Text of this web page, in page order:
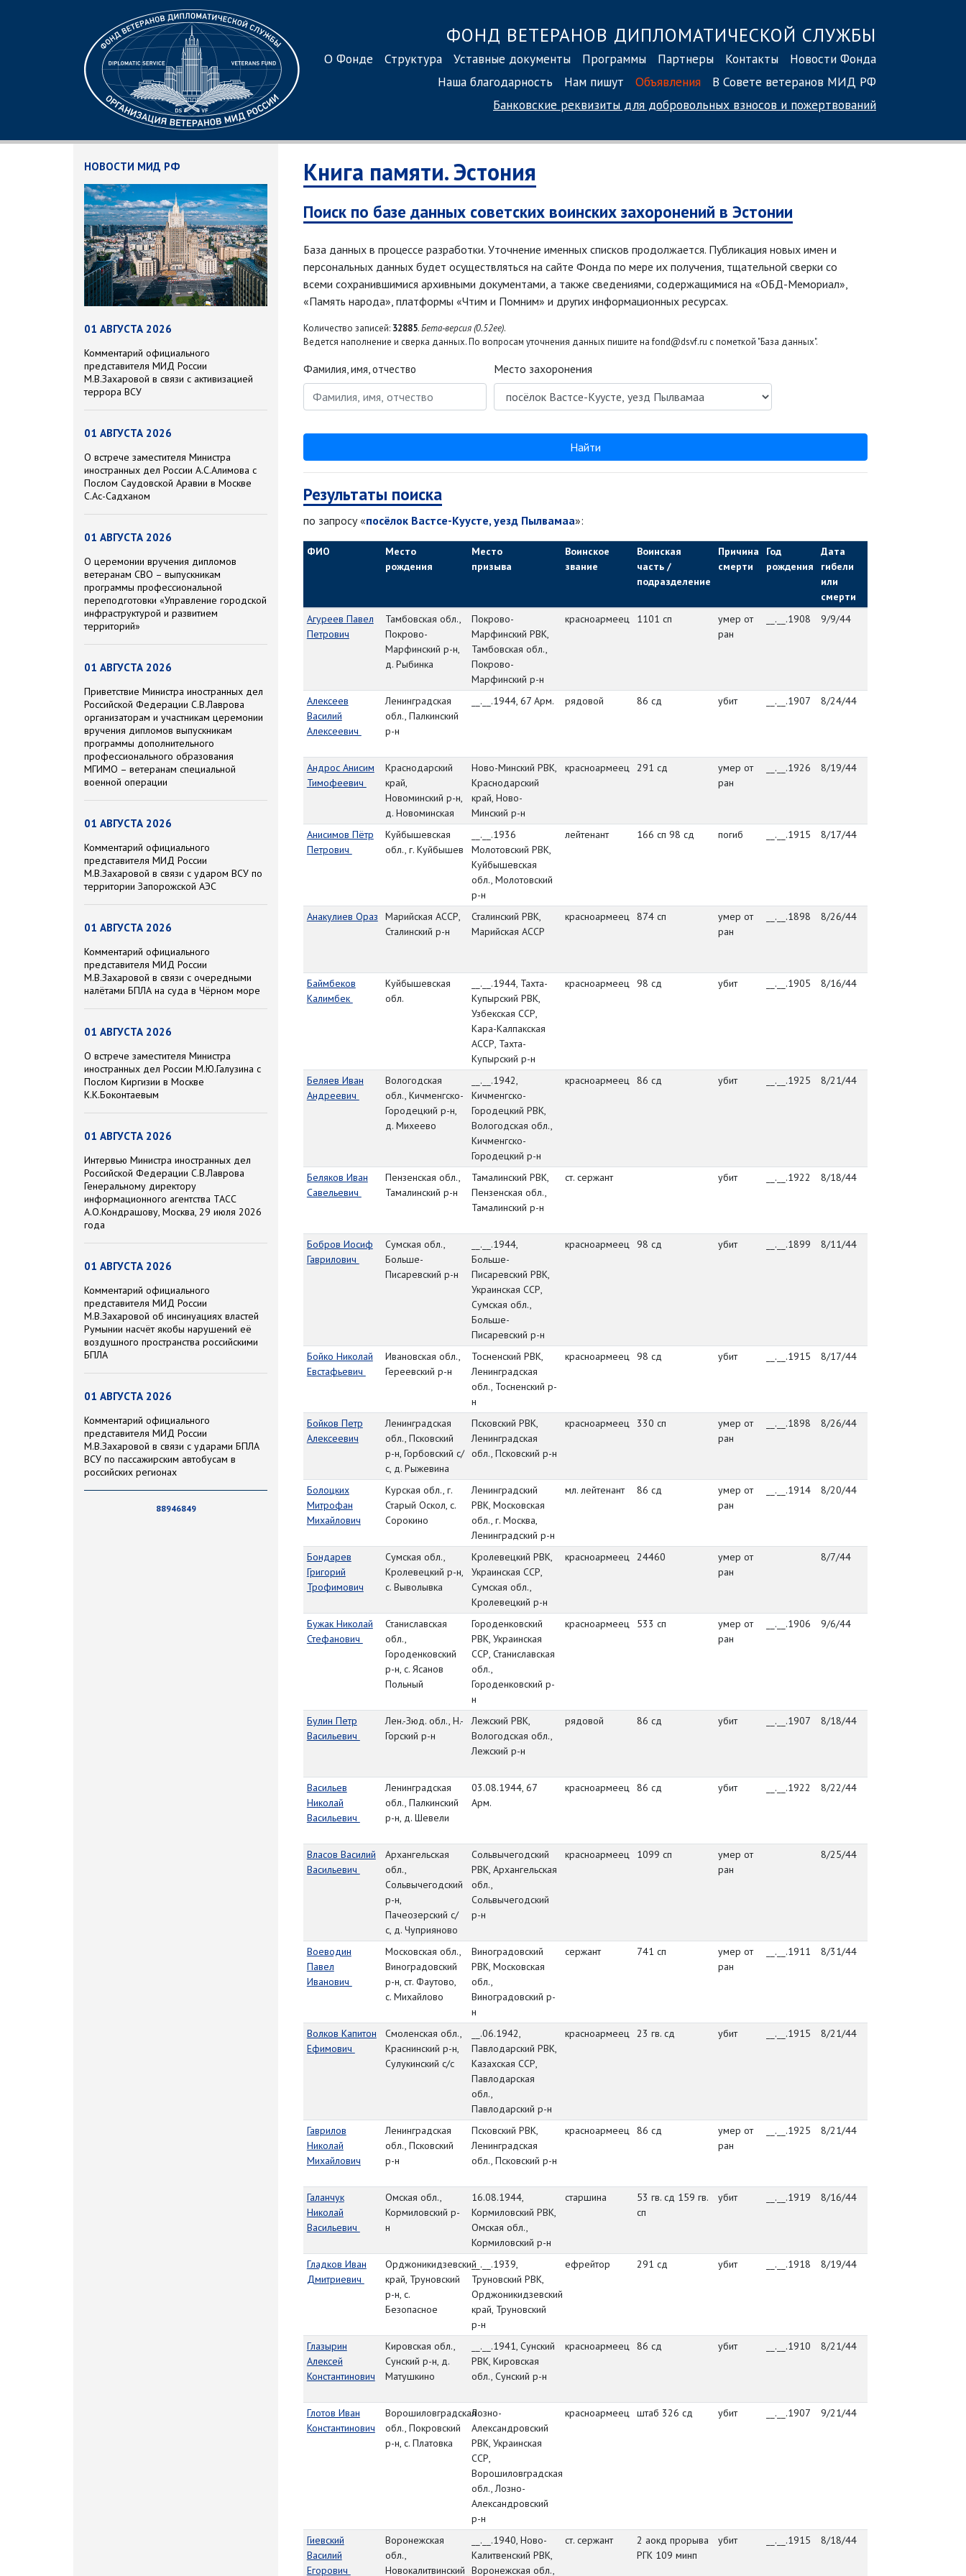
ФОНД ВЕТЕРАНОВ ДИПЛОМАТИЧЕСКОЙ СЛУЖБЫ
О Фонде Структура Уставные документы Программы Партнеры Контакты
Новости Фонда
Наша благодарность
Нам пишут Объявления
В Совете ветеранов МИД РФ
Банковские реквизиты для добровольных взносов и пожертвований
НОВОСТИ МИД РФ
01 АВГУСТА 2026
Комментарий официального
представителя МИД России
М.В.Захаровой в связи с активизацией
террора ВСУ
01 АВГУСТА 2026
О встрече заместителя Министра
иностранных дел России А.С.Алимова с
Послом Саудовской Аравии в Москве
С.Ас-Садханом
01 АВГУСТА 2026
О церемонии вручения дипломов
ветеранам СВО – выпускникам
программы профессиональной
переподготовки «Управление городской
инфраструктурой и развитием
территорий»
01 АВГУСТА 2026
Приветствие Министра иностранных дел
Российской Федерации С.В.Лаврова
организаторам и участникам церемонии
вручения дипломов выпускникам
программы дополнительного
профессионального образования
МГИМО – ветеранам специальной
военной операции
01 АВГУСТА 2026
Комментарий официального
представителя МИД России
М.В.Захаровой в связи с ударом ВСУ по
территории Запорожской АЭС
01 АВГУСТА 2026
Комментарий официального
представителя МИД России
М.В.Захаровой в связи с очередными
налётами БПЛА на суда в Чёрном море
01 АВГУСТА 2026
О встрече заместителя Министра
иностранных дел России М.Ю.Галузина с
Послом Киргизии в Москве
К.К.Боконтаевым
01 АВГУСТА 2026
Интервью Министра иностранных дел
Российской Федерации С.В.Лаврова
Генеральному директору
информационного агентства ТАСС
А.О.Кондрашову, Москва, 29 июля 2026
года
01 АВГУСТА 2026
Комментарий официального
представителя МИД России
М.В.Захаровой об инсинуациях властей
Румынии насчёт якобы нарушений её
воздушного пространства российскими
БПЛА
01 АВГУСТА 2026
Комментарий официального
представителя МИД России
М.В.Захаровой в связи с ударами БПЛА
ВСУ по пассажирским автобусам в
российских регионах
88946849
Книга памяти. Эстония
Поиск по базе данных советских воинских захоронений в Эстонии
База данных в процессе разработки. Уточнение именных списков продолжается. Публикация новых имен и
персональных данных будет осуществляться на сайте Фонда по мере их получения, тщательной сверки со
всеми сохранившимися архивными документами, а также сведениями, содержащимися на «ОБД-Мемориал»,
«Память народа», платформы «Чтим и Помним» и других информационных ресурсах.
Количество записей: 32885.Бета-версия (0.52ee).
Ведется наполнение и сверка данных. По вопросам уточнения данных пишите на fond@dsvf.ru с пометкой "База данных".
Фамилия, имя, отчество Место захоронения
Найти
Результаты поиска
по запросу «посёлок Вастсе-Куусте, уезд Пылвамаа»:
ФИО
Место
рождения
Место
призыва
Воинское
звание
Воинская
часть /
подразделение
Причина
смерти
Год
рождения
Дата
гибели
или
смерти
Агуреев Павел
Петрович
Тамбовская обл.,
Покрово-
Марфинский р-н,
д. Рыбинка
Покрово-
Марфинский РВК,
Тамбовская обл.,
Покрово-
Марфинский р-н
красноармеец 1101 сп
умер от
ран
__.__.1908 9/9/44
Алексеев
Василий
Алексеевич
Ленинградская
обл., Палкинский
р-н
__.__.1944, 67 Арм. рядовой 86 сд убит __.__.1907 8/24/44
Андрос Анисим
Тимофеевич
Краснодарский
край,
Новоминский р-н,
д. Новоминская
Ново-Минский РВК,
Краснодарский
край, Ново-
Минский р-н
красноармеец 291 сд
умер от
ран
__.__.1926 8/19/44
Анисимов Пётр
Петрович
Куйбышевская
обл., г. Куйбышев
__.__.1936
Молотовский РВК,
Куйбышевская
обл., Молотовский
р-н
лейтенант 166 сп 98 сд погиб __.__.1915 8/17/44
Анакулиев Ораз
Марийская АССР,
Сталинский р-н
Сталинский РВК,
Марийская АССР
красноармеец 874 сп
умер от
ран
__.__.1898 8/26/44
Баймбеков
Калимбек
Куйбышевская
обл.
__.__.1944, Тахта-
Купырский РВК,
Узбекская ССР,
Кара-Калпакская
АССР, Тахта-
Купырский р-н
красноармеец 98 сд убит __.__.1905 8/16/44
Беляев Иван
Андреевич
Вологодская
обл., Кичменгско-
Городецкий р-н,
д. Михеево
__.__.1942,
Кичменгско-
Городецкий РВК,
Вологодская обл.,
Кичменгско-
Городецкий р-н
красноармеец 86 сд убит __.__.1925 8/21/44
Беляков Иван
Савельевич
Пензенская обл.,
Тамалинский р-н
Тамалинский РВК,
Пензенская обл.,
Тамалинский р-н
ст. сержант убит __.__.1922 8/18/44
Бобров Иосиф
Гаврилович
Сумская обл.,
Больше-
Писаревский р-н
__.__.1944,
Больше-
Писаревский РВК,
Украинская ССР,
Сумская обл.,
Больше-
Писаревский р-н
красноармеец 98 сд убит __.__.1899 8/11/44
Бойко Николай
Евстафьевич
Ивановская обл.,
Гереевский р-н
Тосненский РВК,
Ленинградская
обл., Тосненский р-
н
красноармеец 98 сд убит __.__.1915 8/17/44
Бойков Петр
Алексеевич
Ленинградская
обл., Псковский
р-н, Горбовский с/
с, д. Рыжевина
Псковский РВК,
Ленинградская
обл., Псковский р-н
красноармеец 330 сп
умер от
ран
__.__.1898 8/26/44
Болоцких
Митрофан
Михайлович
Курская обл., г.
Старый Оскол, с.
Сорокино
Ленинградский
РВК, Московская
обл., г. Москва,
Ленинградский р-н
мл. лейтенант 86 сд
умер от
ран
__.__.1914 8/20/44
Бондарев
Григорий
Трофимович
Сумская обл.,
Кролевецкий р-н,
с. Выволывка
Кролевецкий РВК,
Украинская ССР,
Сумская обл.,
Кролевецкий р-н
красноармеец 24460
умер от
ран
8/7/44
Бужак Николай
Стефанович
Станиславская
обл.,
Городенковский
р-н, с. Ясанов
Польный
Городенковский
РВК, Украинская
ССР, Станиславская
обл.,
Городенковский р-
н
красноармеец 533 сп
умер от
ран
__.__.1906 9/6/44
Булин Петр
Васильевич
Лен.-Зюд. обл., Н.-
Горский р-н
Лежский РВК,
Вологодская обл.,
Лежский р-н
рядовой 86 сд убит __.__.1907 8/18/44
Васильев
Николай
Васильевич
Ленинградская
обл., Палкинский
р-н, д. Шевели
03.08.1944, 67
Арм.
красноармеец 86 сд убит __.__.1922 8/22/44
Власов Василий
Васильевич
Архангельская
обл.,
Сольвычегодский
р-н,
Пачеозерский с/
с, д. Чуприяново
Сольвычегодский
РВК, Архангельская
обл.,
Сольвычегодский
р-н
красноармеец 1099 сп
умер от
ран
8/25/44
Воеводин
Павел
Иванович
Московская обл.,
Виноградовский
р-н, ст. Фаутово,
с. Михайлово
Виноградовский
РВК, Московская
обл.,
Виноградовский р-
н
сержант 741 сп
умер от
ран
__.__.1911 8/31/44
Волков Капитон
Ефимович
Смоленская обл.,
Краснинский р-н,
Сулукинский с/с
__.06.1942,
Павлодарский РВК,
Казахская ССР,
Павлодарская
обл.,
Павлодарский р-н
красноармеец 23 гв. сд убит __.__.1915 8/21/44
Гаврилов
Николай
Михайлович
Ленинградская
обл., Псковский
р-н
Псковский РВК,
Ленинградская
обл., Псковский р-н
красноармеец 86 сд
умер от
ран
__.__.1925 8/21/44
Галанчук
Николай
Васильевич
Омская обл.,
Кормиловский р-
н
16.08.1944,
Кормиловский РВК,
Омская обл.,
Кормиловский р-н
старшина
53 гв. сд 159 гв.
сп
убит __.__.1919 8/16/44
Гладков Иван
Дмитриевич
Орджоникидзевский
край, Труновский
р-н, с.
Безопасное
__.__.1939,
Труновский РВК,
Орджоникидзевский
край, Труновский
р-н
ефрейтор 291 сд убит __.__.1918 8/19/44
Глазырин
Алексей
Константинович
Кировская обл.,
Сунский р-н, д.
Матушкино
__.__.1941, Сунский
РВК, Кировская
обл., Сунский р-н
красноармеец 86 сд убит __.__.1910 8/21/44
Глотов Иван
Константинович
Ворошиловградская
обл., Покровский
р-н, с. Платовка
Лозно-
Александровский
РВК, Украинская
ССР,
Ворошиловградская
обл., Лозно-
Александровский
р-н
красноармеец штаб 326 сд убит __.__.1907 9/21/44
Гиевский
Василий
Егорович
Воронежская
обл.,
Новокалитвинский
__.__.1940, Ново-
Калитвенский РВК,
Воронежская обл.,
ст. сержант
2 аокд прорыва
РГК 109 минп
убит __.__.1915 8/18/44